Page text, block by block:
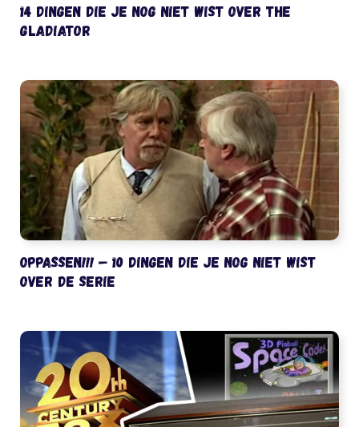
14 dingen die je nog niet wist over The
Gladiator
Oppassen!!! – 10 dingen die je nog niet wist
over de serie